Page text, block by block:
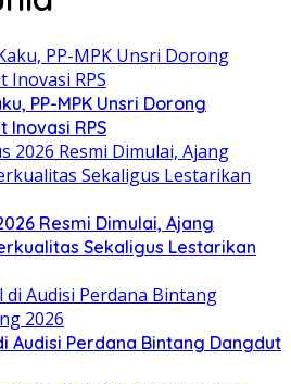
PP-MPK Unsri Dorong
Inovasi RPS
Resmi Dimulai, Ajang
Sekaligus Lestarikan
Audisi Perdana Bintang Dangdut